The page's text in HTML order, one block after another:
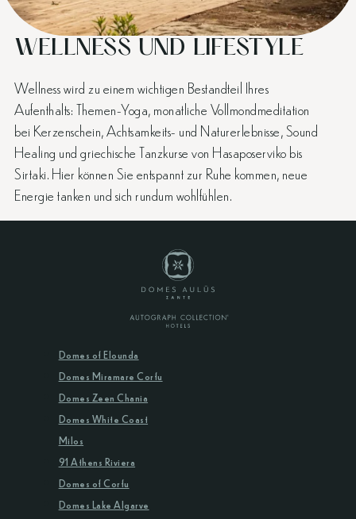
WELLNESS UND LIFESTYLE
Wellness wird zu einem wichtigen Bestandteil Ihres
Aufenthalts: Themen-Yoga, monatliche Vollmondmeditation
bei Kerzenschein, Achtsamkeits- und Naturerlebnisse, Sound
Healing und griechische Tanzkurse von Hasaposerviko bis
Sirtaki. Hier können Sie entspannt zur Ruhe kommen, neue
Energie tanken und sich rundum wohlfühlen.
Domes of Elounda
Domes Miramare Corfu
Domes Zeen Chania
Domes White Coast
Milos
91 Athens Riviera
Domes of Corfu
Domes Lake Algarve